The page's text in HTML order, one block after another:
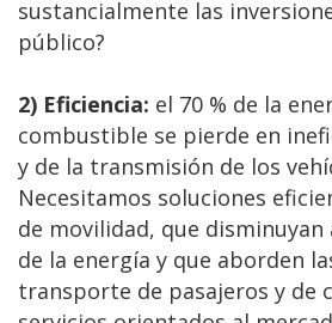
sustancialmente las
público?
2) Eficiencia: el 70 % de la
combustible se pierde en
y de la transmisión de los
Necesitamos soluciones
de movilidad, que
de la energía y que aborden
transporte de pasajeros y de